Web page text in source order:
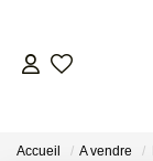
Accueil A vendre